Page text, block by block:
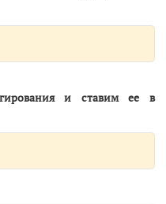
и ставим ее в